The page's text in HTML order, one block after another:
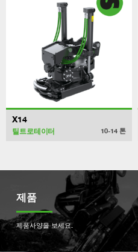
X14
틸트로테이터 10-14 톤
제품
제품사양을 보세요.